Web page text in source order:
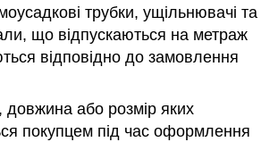
трубки, ущільнювачі та
що відпускаються на метраж
відповідно до замовлення
довжина або розмір яких
покупцем під час оформлення